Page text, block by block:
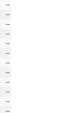
--
--
--
--
--
--
--
--
--
--
--
--